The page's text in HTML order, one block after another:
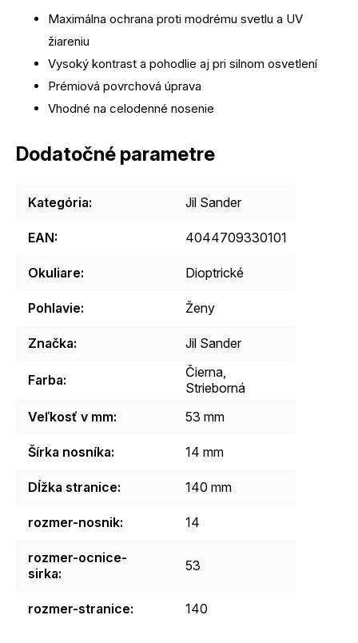
Maximálna ochrana proti modrému svetlu a UV
žiareniu
Vysoký kontrast a pohodlie aj pri silnom osvetlení
Prémiová povrchová úprava
Vhodné na celodenné nosenie
Dodatočné parametre
Kategória: Jil Sander
EAN: 4044709330101
Okuliare: Dioptrické
Pohlavie: Ženy
Značka: Jil Sander
Farba:
Čierna,
Strieborná
Veľkosť v mm: 53 mm
Šírka nosníka: 14 mm
Dĺžka stranice: 140 mm
rozmer-nosnik: 14
rozmer-ocnice-
sirka: 53
rozmer-stranice: 140